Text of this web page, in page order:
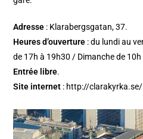
Adresse : Klarabergsgatan, 37.
Heures d’ouverture : du lundi au
de 17h à 19h30 / Dimanche de 10h
Entrée libre.
Site internet : http://clarakyrka.se/